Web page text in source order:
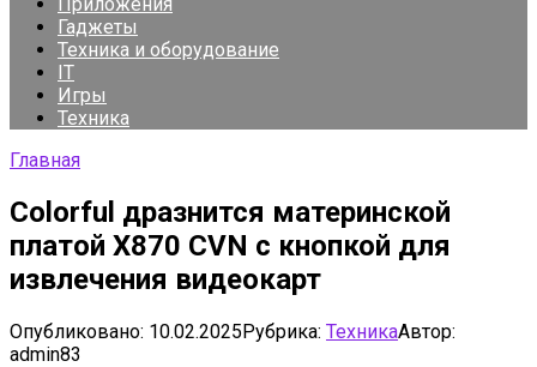
Гаджеты
Техника и оборудование
IT
Игры
Техника
Главная
Colorful дразнится материнской
платой X870 CVN с кнопкой для
извлечения видеокарт
Опубликовано: 10.02.2025Рубрика: ТехникаАвтор:
admin83